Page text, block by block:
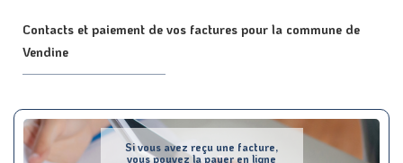
Contacts et paiement de vos factures pour la commune de
Vendine
Si vous avez reçu une facture,
vous pouvez la payer en ligne